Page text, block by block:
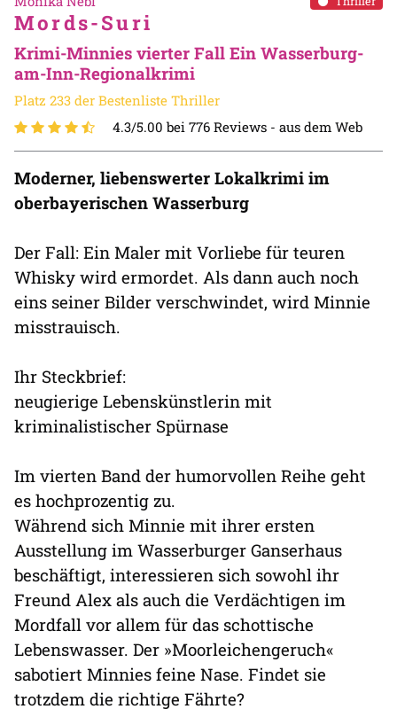
Mords-Suri
Krimi-Minnies vierter Fall Ein Wasserburg-
am-Inn-Regionalkrimi
Platz 233 der Bestenliste Thriller
4.3/5.00 bei 776 Reviews - aus dem Web
Moderner, liebenswerter Lokalkrimi im
oberbayerischen Wasserburg
Der Fall: Ein Maler mit Vorliebe für teuren
Whisky wird ermordet. Als dann auch noch
eins seiner Bilder verschwindet, wird Minnie
misstrauisch.
Ihr Steckbrief:
neugierige Lebenskünstlerin mit
kriminalistischer Spürnase
Im vierten Band der humorvollen Reihe geht
es hochprozentig zu.
Während sich Minnie mit ihrer ersten
Ausstellung im Wasserburger Ganserhaus
beschäftigt, interessieren sich sowohl ihr
Freund Alex als auch die Verdächtigen im
Mordfall vor allem für das schottische
Lebenswasser. Der »Moorleichengeruch«
sabotiert Minnies feine Nase. Findet sie
trotzdem die richtige Fährte?